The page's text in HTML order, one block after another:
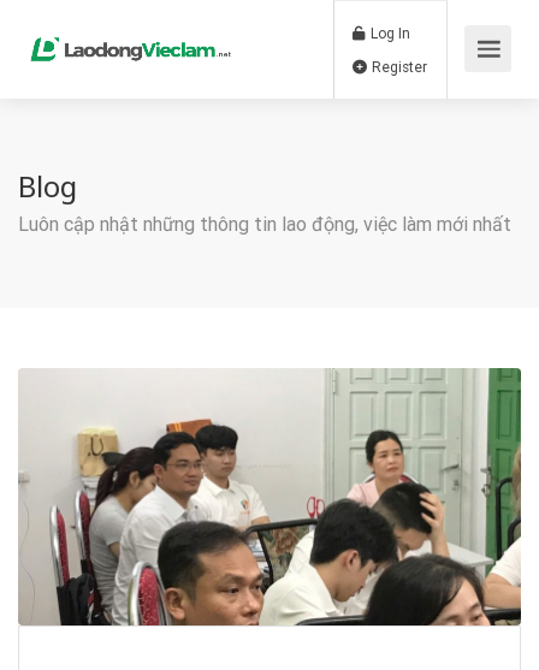
Log In
Blog
Luôn cập nhật những thông tin lao động, việc làm mới nhất